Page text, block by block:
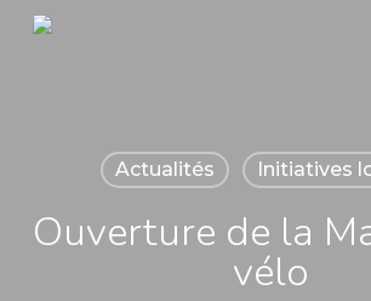
Skip
Actualités Initiatives
Ouverture de la
vélo